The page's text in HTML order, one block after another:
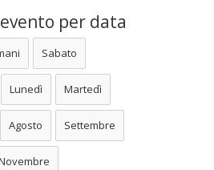
per data
Sabato
Lunedì Martedì
Agosto Settembre